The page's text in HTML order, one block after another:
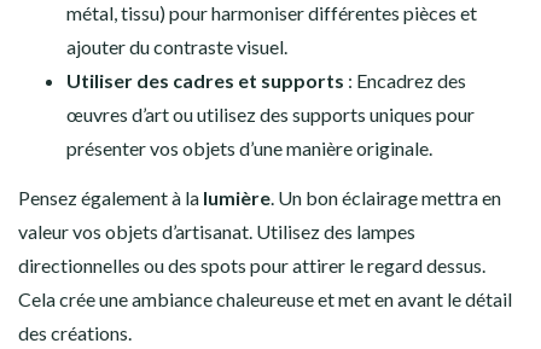
métal, tissu) pour harmoniser différentes pièces et
ajouter du contraste visuel.
Utiliser des cadres et supports : Encadrez des
œuvres d’art ou utilisez des supports uniques pour
présenter vos objets d’une manière originale.
Pensez également à la lumière. Un bon éclairage mettra en
valeur vos objets d’artisanat. Utilisez des lampes
directionnelles ou des spots pour attirer le regard dessus.
Cela crée une ambiance chaleureuse et met en avant le détail
des créations.